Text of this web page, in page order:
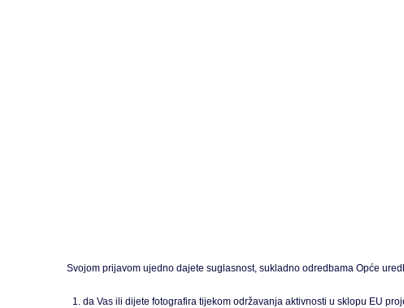
Svojom prijavom ujedno dajete suglasnost, sukladno odredbama Opće
da Vas ili dijete fotografira tijekom održavanja aktivnosti u sklopu EU